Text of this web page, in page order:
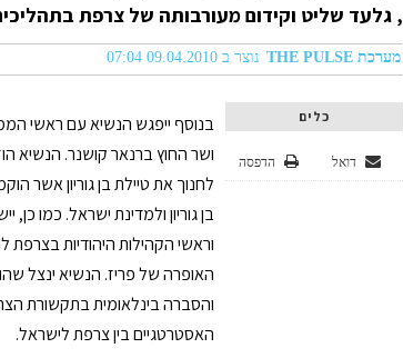
, גלעד שליט וקידום מעורבותה של צרפת
מערכת THE PULSE נוצר ב 09.04.2010 07:04
כלים
הדפסה דואל
בנוסף ייפגש הנשיא עם ראשי
ושר החוץ ברנאר קושנר. הנשיא
לחנוך את טיילת בן גוריון אשר
בן גוריון ולמדינת ישראל. כמו
האופרה של פריז. הנשיא ינצל
והסברה בינלאומית בתקשורת
האסטרטגיים בין צרפת לישראל.